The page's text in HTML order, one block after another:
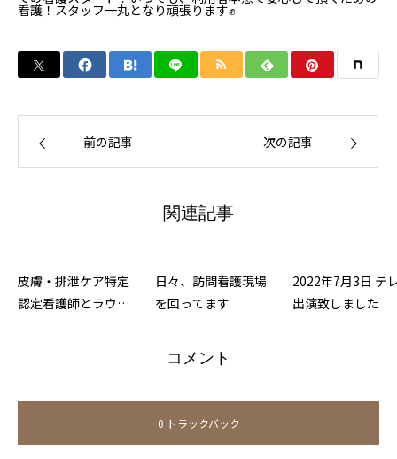
看護！スタッフ一丸となり頑張ります✊
前の記事 次の記事
関連記事
皮膚・排泄ケア特定
認定看護師とラウン
日々、訪問看護現場
を回ってます
2022年7月3日 テ
出演致しました
コメント
0 トラックバック